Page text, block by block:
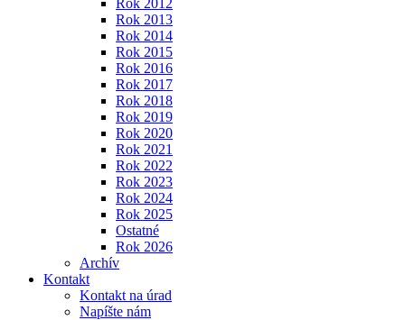
Rok 2012
Rok 2013
Rok 2014
Rok 2015
Rok 2016
Rok 2017
Rok 2018
Rok 2019
Rok 2020
Rok 2021
Rok 2022
Rok 2023
Rok 2024
Rok 2025
Ostatné
Rok 2026
Archív
Kontakt
Kontakt na úrad
Napíšte nám